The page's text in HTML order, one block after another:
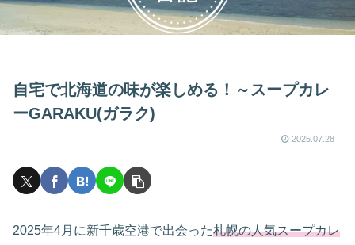
自宅で北海道の味が楽しめる！～スープカレ
ーGARAKU(ガラク)
2025.07.28
2025年4月に新千歳空港で出会った札幌の人気スープカレ